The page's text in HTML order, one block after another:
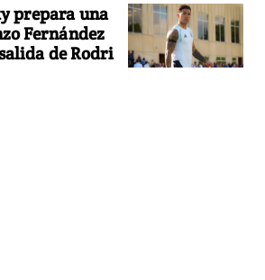
prepara una
Fernández
de Rodri